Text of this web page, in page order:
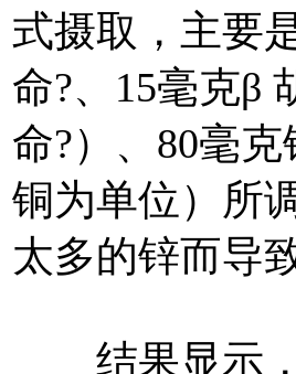
式摄取，主要
命?、15毫克β
命?）、80毫
铜为单位）所
太多的锌而导
结果显示，